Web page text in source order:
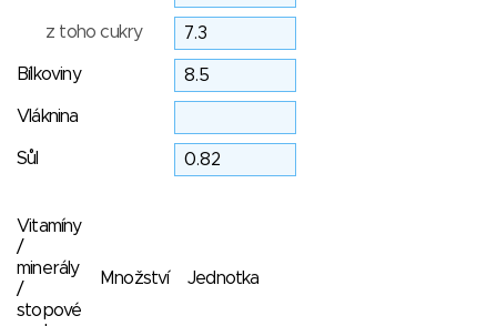
z toho cukry
Bílkoviny
Vláknina
Sůl
Vitamíny
/
minerály
/
stopové
Množství Jednotka